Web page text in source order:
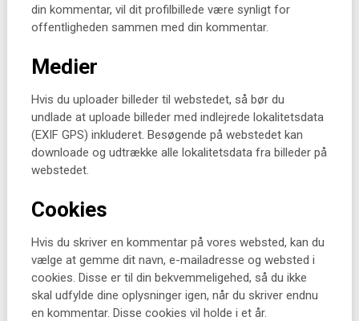
din kommentar, vil dit profilbillede være synligt for
offentligheden sammen med din kommentar.
Medier
Hvis du uploader billeder til webstedet, så bør du
undlade at uploade billeder med indlejrede lokalitetsdata
(EXIF GPS) inkluderet. Besøgende på webstedet kan
downloade og udtrække alle lokalitetsdata fra billeder på
webstedet.
Cookies
Hvis du skriver en kommentar på vores websted, kan du
vælge at gemme dit navn, e-mailadresse og websted i
cookies. Disse er til din bekvemmeligehed, så du ikke
skal udfylde dine oplysninger igen, når du skriver endnu
en kommentar. Disse cookies vil holde i et år.